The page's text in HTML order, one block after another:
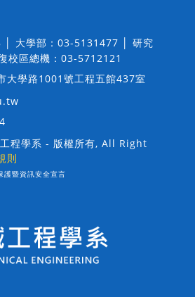
│ 大學部：03-5131477 │ 研究
校區總機：03-5712121
大學路1001號工程五館437室
程學系 - 版權所有, All Right
則
護暨資訊安全宣言